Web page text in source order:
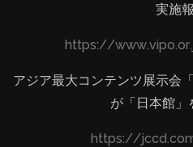
実施
https://
アジア最大コンテンツ展示会
が「日本館」
https://